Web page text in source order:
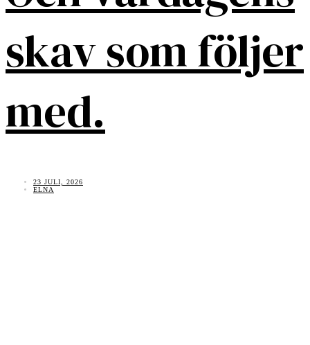
skav som följer
med.
23 JULI, 2026
ELNA